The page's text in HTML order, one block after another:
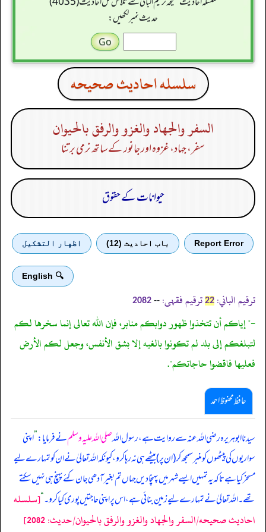
حدیث نمبر لکھیں:
سلسله احاديث صحيحه
السفر والجهاد والغزو والرفق بالحيوان
سفر، جہاد، غزوہ اور جانور کے ساتھ نرمی برتنا
حیوانات کے حقوق
Report Error باب احادیث (12) اظهار التشكيل
🔍 English
ترقیم الباني: 22 ترقیم فقہی: --
2082
-" إياكم أن تتخذوا ظهور دوابكم منابر، فإن الله تعالى إنما سخرها لكم
لتبلغكم إلى بلد لم تكونوا بالغيه إلا بشق الأنفس، وجعل لكم الأرض
فعليها فاقضوا حاجاتكم".
حافظ محفوظ احمد
سیدنا ابوہریرہ رضی اللہ عنہ سے روایت ہے، رسول اللہصلی اللہ علیہ وسلمنے فرمایا:”اپنی
سواریوں کی پیٹھوں کو منبر سمجھ کر (ان پر) بیٹھے ہی نہ رہا کرو، کیونکہ اللہ تعالیٰ نے ان کو تمہارے لیے
مسخر کیا ہے تاکہ یہ تمہیں ایسے شہر میں پہنچا دیں جہاں تم بغیر آدھی جان کئے پہنچ ہی نہیں سکتے
تھے۔ اللہ تعالیٰ نے تمہارے لیے زمین بنائی ہے، اس پر اپنی حاجتیں پوری کیا کرو۔“[سلسله
احاديث صحيحه/السفر والجهاد والغزو والرفق بالحيوان/حدیث: 2082]